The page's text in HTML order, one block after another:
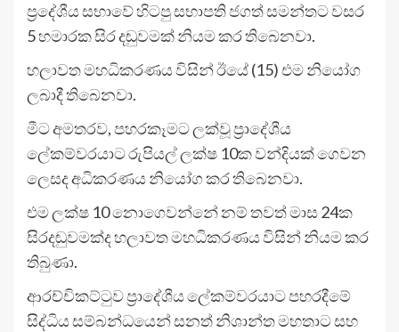
ප්‍රදේශීය සභාවේ හිටපු සභාපති ජගත් සමන්තට වසර
5 හමාරක සිර දඬුවමක් නියම කර තිබෙනවා.
හලාවත මහධිකරණය විසින් ඊයේ (15) එම නියෝග
ලබාදී තිබෙනවා.
මීට අමතරව, පහරකෑමට ලක්වූ ප්‍රාදේශීය
ලේකම්වරයාට රුපියල් ලක්ෂ 10ක වන්දියක් ගෙවන
ලෙසද අධිකරණය නියෝග කර තිබෙනවා.
එම ලක්ෂ 10 නොගෙවන්නේ නම් තවත් මාස 24ක
සිරදඬුවමක්ද හලාවත මහධිකරණය විසින් නියම කර
තිබුණා.
ආරච්චිකට්ටුව ප්‍රාදේශීය ලේකම්වරයාට පහරදීමේ
සිද්ධිය සම්බන්ධයෙන් සනත් නිශාන්ත මහතාට සහ